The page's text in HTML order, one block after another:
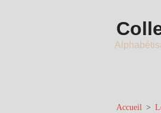
Accueil >